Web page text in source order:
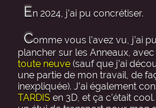
En 2024, j’ai pu concrétiser.
Comme vous l’avez vu, j’ai
plancher sur les Anneaux,
toute neuve (sauf que j’ai
une partie de mon travail, de
inexpliquée). J’ai également
TARDIS en 3D, et ça c’était